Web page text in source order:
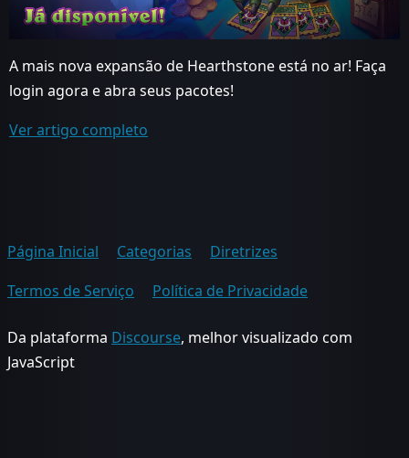
A mais nova expansão de Hearthstone está no ar! Faça
login agora e abra seus pacotes!
Ver artigo completo
Página Inicial Categorias
Diretrizes
Termos de Serviço
Política de Privacidade
Da plataforma Discourse, melhor visualizado com
JavaScript